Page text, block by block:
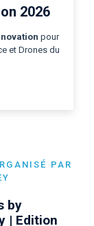
2026
pour
et Drones du
PAR
by
| Edition